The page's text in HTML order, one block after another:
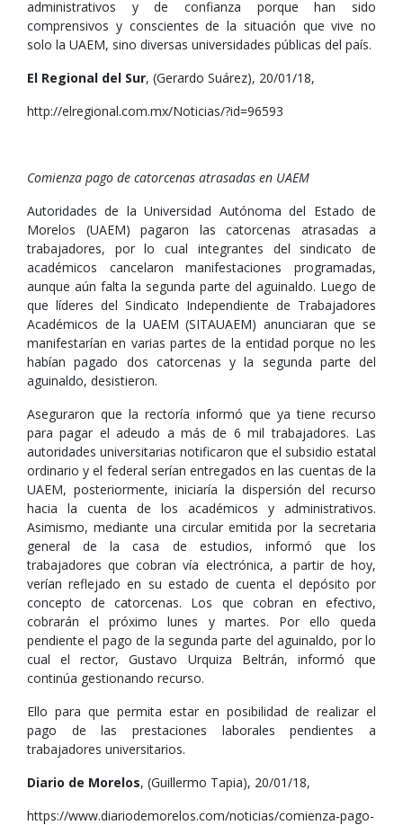
administrativos y de confianza porque han sido
comprensivos y conscientes de la situación que vive no
solo la UAEM, sino diversas universidades públicas del país.
El Regional del Sur, (Gerardo Suárez), 20/01/18,
http://elregional.com.mx/Noticias/?id=96593
Comienza pago de catorcenas atrasadas en UAEM
Autoridades de la Universidad Autónoma del Estado de
Morelos (UAEM) pagaron las catorcenas atrasadas a
trabajadores, por lo cual integrantes del sindicato de
académicos cancelaron manifestaciones programadas,
aunque aún falta la segunda parte del aguinaldo. Luego de
que líderes del Sindicato Independiente de Trabajadores
Académicos de la UAEM (SITAUAEM) anunciaran que se
manifestarían en varias partes de la entidad porque no les
habían pagado dos catorcenas y la segunda parte del
aguinaldo, desistieron.
Aseguraron que la rectoría informó que ya tiene recurso
para pagar el adeudo a más de 6 mil trabajadores. Las
autoridades universitarias notificaron que el subsidio estatal
ordinario y el federal serían entregados en las cuentas de la
UAEM, posteriormente, iniciaría la dispersión del recurso
hacia la cuenta de los académicos y administrativos.
Asimismo, mediante una circular emitida por la secretaria
general de la casa de estudios, informó que los
trabajadores que cobran vía electrónica, a partir de hoy,
verían reflejado en su estado de cuenta el depósito por
concepto de catorcenas. Los que cobran en efectivo,
cobrarán el próximo lunes y martes. Por ello queda
pendiente el pago de la segunda parte del aguinaldo, por lo
cual el rector, Gustavo Urquiza Beltrán, informó que
continúa gestionando recurso.
Ello para que permita estar en posibilidad de realizar el
pago de las prestaciones laborales pendientes a
trabajadores universitarios.
Diario de Morelos, (Guillermo Tapia), 20/01/18,
https://www.diariodemorelos.com/noticias/comienza-pago-